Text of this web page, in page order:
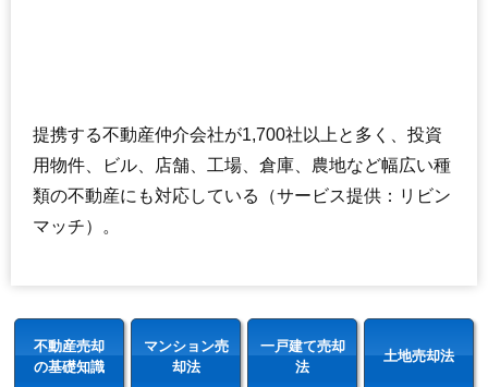
提携する不動産仲介会社が1,700社以上と多く、投資
用物件、ビル、店舗、工場、倉庫、農地など幅広い種
類の不動産にも対応している（サービス提供：リビン
マッチ）。
不動産売却
の基礎知識
マンション売
却法
一戸建て売却
法
土地売却法